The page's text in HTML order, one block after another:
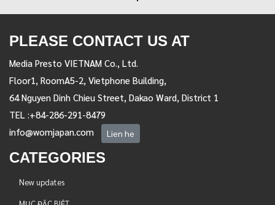
PLEASE CONTACT US AT
Media Presto VIETNAM Co., Ltd.
Floor1, RoomA5-2, Vietphone Building,
64 Nguyen Dinh Chieu Street, Dakao Ward, District 1
TEL :+84-286-291-8479
info@womjapan.com
Lien he
CATEGORIES
New updates